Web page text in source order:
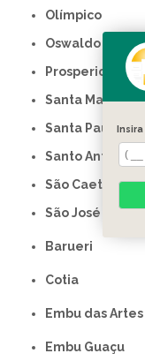
Olímpico
Oswaldo Cruz
Prosperidade
Santa Maria
Santa Paula
Santo Antônio
São Caetano
São José
Barueri
Cotia
Embu das Artes
Embu Guaçu